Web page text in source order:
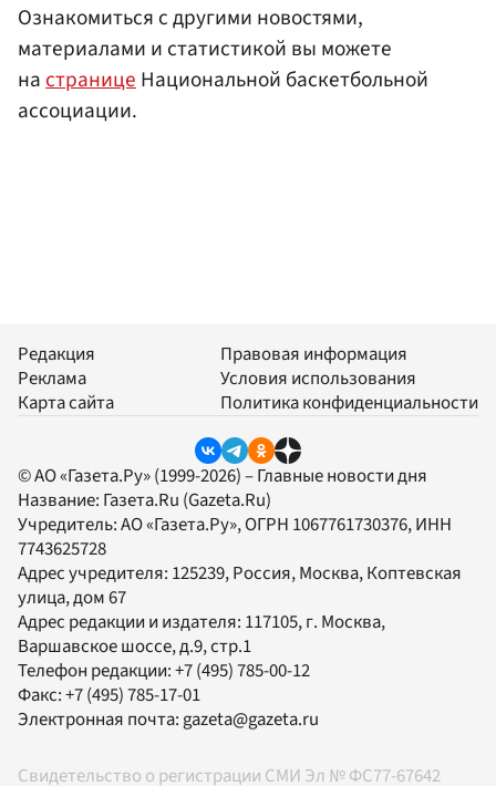
Ознакомиться с другими новостями,
материалами и статистикой вы можете
на странице Национальной баскетбольной
ассоциации.
Редакция
Реклама
Карта сайта
Правовая информация
Условия использования
Политика конфиденциальности
© АО «Газета.Ру» (1999-2026) – Главные новости дня
Название: Газета.Ru (Gazeta.Ru)
Учредитель:АО «Газета.Ру», ОГРН 1067761730376, ИНН
7743625728
Адрес учредителя: 125239, Россия, Москва, Коптевская
улица, дом 67
Адрес редакции и издателя: 117105, г. Москва,
Варшавское шоссе, д.9, стр.1
Телефон редакции:+7 (495) 785-00-12
Факс:+7 (495) 785-17-01
Электронная почта:gazeta@gazeta.ru
Свидетельство о регистрации СМИ Эл № ФС77-67642